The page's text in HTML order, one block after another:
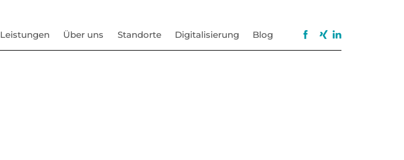
Leistungen Über uns Standorte Digitalisierung Blog